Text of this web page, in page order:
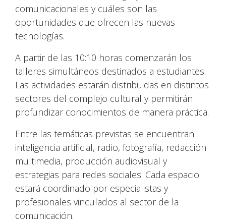
comunicacionales y cuáles son las
oportunidades que ofrecen las nuevas
tecnologías.
A partir de las 10:10 horas comenzarán los
talleres simultáneos destinados a estudiantes.
Las actividades estarán distribuidas en distintos
sectores del complejo cultural y permitirán
profundizar conocimientos de manera práctica.
Entre las temáticas previstas se encuentran
inteligencia artificial, radio, fotografía, redacción
multimedia, producción audiovisual y
estrategias para redes sociales. Cada espacio
estará coordinado por especialistas y
profesionales vinculados al sector de la
comunicación.